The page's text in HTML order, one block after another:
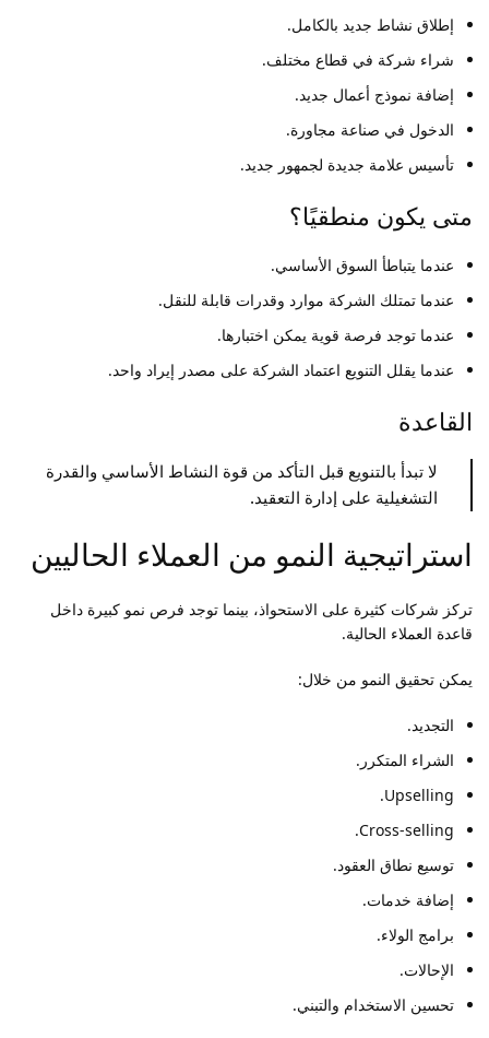
إطلاق نشاط جديد بالكامل.
شراء شركة في قطاع مختلف.
إضافة نموذج أعمال جديد.
الدخول في صناعة مجاورة.
تأسيس علامة جديدة لجمهور جديد.
متى يكون منطقيًا؟
عندما يتباطأ السوق الأساسي.
عندما تمتلك الشركة موارد وقدرات قابلة للنقل.
عندما توجد فرصة قوية يمكن اختبارها.
عندما يقلل التنويع اعتماد الشركة على مصدر إيراد واحد.
القاعدة
لا تبدأ بالتنويع قبل التأكد من قوة النشاط الأساسي والقدرة
التشغيلية على إدارة التعقيد.
استراتيجية النمو من العملاء الحاليين
تركز شركات كثيرة على الاستحواذ، بينما توجد فرص نمو كبيرة داخل
قاعدة العملاء الحالية.
يمكن تحقيق النمو من خلال:
التجديد.
الشراء المتكرر.
Upselling.
Cross-selling.
توسيع نطاق العقود.
إضافة خدمات.
برامج الولاء.
الإحالات.
تحسين الاستخدام والتبني.